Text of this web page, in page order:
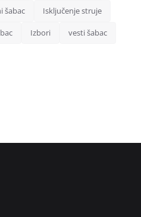
šabac Isključenje struje
Izbori vesti šabac